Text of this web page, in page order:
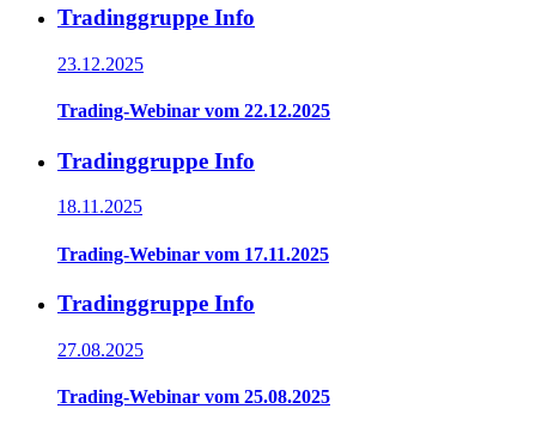
Tradinggruppe Info
23.12.2025
Trading-Webinar vom 22.12.2025
Tradinggruppe Info
18.11.2025
Trading-Webinar vom 17.11.2025
Tradinggruppe Info
27.08.2025
Trading-Webinar vom 25.08.2025